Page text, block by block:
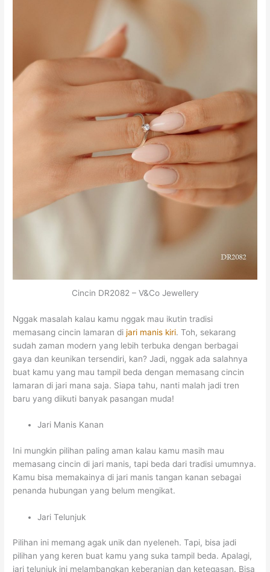
Cincin DR2082 – V&Co Jewellery
Nggak masalah kalau kamu nggak mau ikutin tradisi
memasang cincin lamaran dijari manis kiri. Toh, sekarang
sudah zaman modern yang lebih terbuka dengan berbagai
gaya dan keunikan tersendiri, kan? Jadi, nggak ada salahnya
buat kamu yang mau tampil beda dengan memasang cincin
lamaran di jari mana saja. Siapa tahu, nanti malah jadi tren
baru yang diikuti banyak pasangan muda!
Jari Manis Kanan
Ini mungkin pilihan paling aman kalau kamu masih mau
memasang cincin di jari manis, tapi beda dari tradisi umumnya.
Kamu bisa memakainya di jari manis tangan kanan sebagai
penanda hubungan yang belum mengikat.
Jari Telunjuk
Pilihan ini memang agak unik dan nyeleneh. Tapi, bisa jadi
pilihan yang keren buat kamu yang suka tampil beda. Apalagi,
jari telunjuk ini melambangkan keberanian dan ketegasan. Bisa